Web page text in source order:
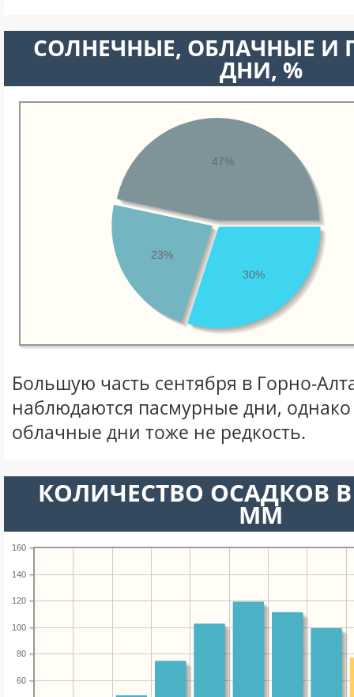
CОЛНЕЧНЫЕ, ОБЛАЧНЫЕ И
ДНИ, %
30%
23%
47%
Большую часть сентября в Горно-
наблюдаются пасмурные дни,
облачные дни тоже не редкость.
КОЛИЧЕСТВО ОСАДКОВ В
ММ
60
80
100
120
140
160